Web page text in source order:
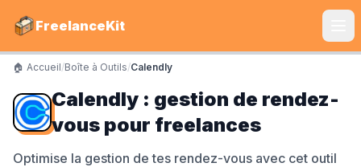
FreelanceKit
CATÉGORIES
Services
🏠 Accueil/Boîte à Outils/Calendly
Calendly : gestion de rendez-
vous pour freelances
Optimise la gestion de tes rendez-vous avec cet outil